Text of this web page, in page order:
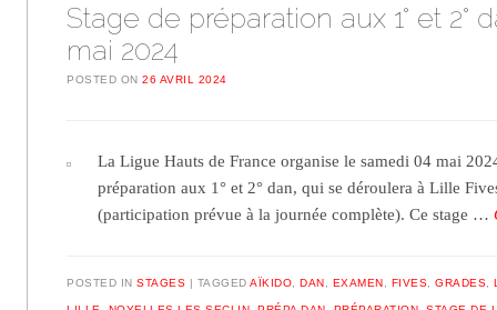
Stage de préparation aux 1° et 2°
mai 2024
POSTED ON26 AVRIL 2024
La Ligue Hauts de France organise le samedi 04 mai
préparation aux 1° et 2° dan, qui se déroulera à Lille
(participation prévue à la journée complète). Ce stage …
POSTED INSTAGES TAGGEDAÏKIDO ,DAN EXAMEN FIVES ,GRADES ,